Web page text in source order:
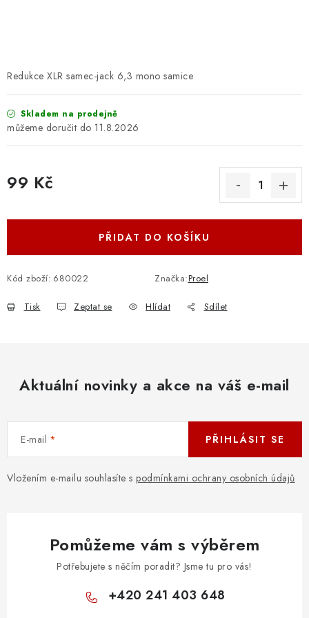
KONTAKTY
O E-SHOPU
OBCHODNÍ PODMÍNKY
ODSTOUPENÍ OD SMLOUVY
ZÁSADY ZPRACOVÁNÍ OSOBNÍCH ÚDAJŮ
KONTAKTY O E-SHOPU
BLOG
OBCHODNÍ PODMÍNKY
ODSTOUPENÍ OD SMLOUVY
Redukce XLR samec-jack 6,3 mono samice
Skladem na prodejně
11.8.2026
99 Kč
PŘIDAT DO KOŠÍKU
Kód zboží: 680022 Značka:Proel
Tisk Zeptat se Hlídat Sdílet
Aktuální novinky a akce na váš e-mail
E-mail
Vložením e-mailu souhlasíte s podmínkami ochrany osobních údajů
PŘIHLÁSIT SE
Pomůžeme vám s výběrem
Potřebujete s něčím poradit? Jsme tu pro vás!
+420 241 403 648